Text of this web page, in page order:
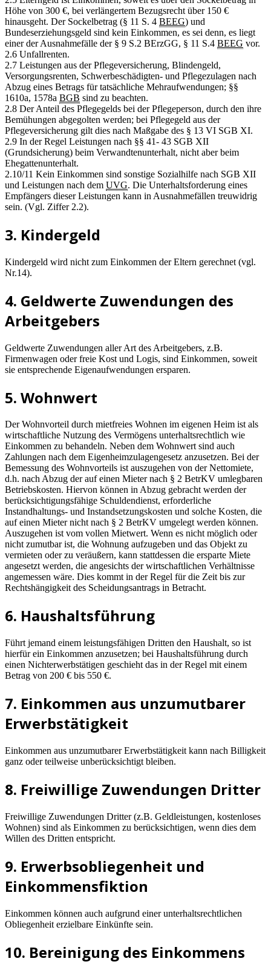
Höhe von 300 €, bei verlängertem Bezugsrecht über 150 €
hinausgeht. Der Sockelbetrag (§ 11 S. 4 BEEG) und
Bundeserziehungsgeld sind kein Einkommen, es sei denn, es liegt
einer der Ausnahmefälle der § 9 S.2 BErzGG, § 11 S.4 BEEG vor.
2.6 Unfallrenten.
2.7 Leistungen aus der Pflegeversicherung, Blindengeld,
Versorgungsrenten, Schwerbeschädigten- und Pflegezulagen nach
Abzug eines Betrags für tatsächliche Mehraufwendungen; §§
1610a, 1578a BGB sind zu beachten.
2.8 Der Anteil des Pflegegelds bei der Pflegeperson, durch den ihre
Bemühungen abgegolten werden; bei Pflegegeld aus der
Pflegeversicherung gilt dies nach Maßgabe des § 13 VI SGB XI.
2.9 In der Regel Leistungen nach §§ 41- 43 SGB XII
(Grundsicherung) beim Verwandtenunterhalt, nicht aber beim
Ehegattenunterhalt.
2.10/11 Kein Einkommen sind sonstige Sozialhilfe nach SGB XII
und Leistungen nach dem UVG. Die Unterhaltsforderung eines
Empfängers dieser Leistungen kann in Ausnahmefällen treuwidrig
sein. (Vgl. Ziffer 2.2).
3. Kindergeld
Kindergeld wird nicht zum Einkommen der Eltern gerechnet (vgl.
Nr.14).
4. Geldwerte Zuwendungen des
Arbeitgebers
Geldwerte Zuwendungen aller Art des Arbeitgebers, z.B.
Firmenwagen oder freie Kost und Logis, sind Einkommen, soweit
sie entsprechende Eigenaufwendungen ersparen.
5. Wohnwert
Der Wohnvorteil durch mietfreies Wohnen im eigenen Heim ist als
wirtschaftliche Nutzung des Vermögens unterhaltsrechtlich wie
Einkommen zu behandeln. Neben dem Wohnwert sind auch
Zahlungen nach dem Eigenheimzulagengesetz anzusetzen. Bei der
Bemessung des Wohnvorteils ist auszugehen von der Nettomiete,
d.h. nach Abzug der auf einen Mieter nach § 2 BetrKV umlegbaren
Betriebskosten. Hiervon können in Abzug gebracht werden der
berücksichtigungsfähige Schuldendienst, erforderliche
Instandhaltungs- und Instandsetzungskosten und solche Kosten, die
auf einen Mieter nicht nach § 2 BetrKV umgelegt werden können.
Auszugehen ist vom vollen Mietwert. Wenn es nicht möglich oder
nicht zumutbar ist, die Wohnung aufzugeben und das Objekt zu
vermieten oder zu veräußern, kann stattdessen die ersparte Miete
angesetzt werden, die angesichts der wirtschaftlichen Verhältnisse
angemessen wäre. Dies kommt in der Regel für die Zeit bis zur
Rechtshängigkeit des Scheidungsantrags in Betracht.
6. Haushaltsführung
Führt jemand einem leistungsfähigen Dritten den Haushalt, so ist
hierfür ein Einkommen anzusetzen; bei Haushaltsführung durch
einen Nichterwerbstätigen geschieht das in der Regel mit einem
Betrag von 200 € bis 550 €.
7. Einkommen aus unzumutbarer
Erwerbstätigkeit
Einkommen aus unzumutbarer Erwerbstätigkeit kann nach Billigkeit
ganz oder teilweise unberücksichtigt bleiben.
8. Freiwillige Zuwendungen Dritter
Freiwillige Zuwendungen Dritter (z.B. Geldleistungen, kostenloses
Wohnen) sind als Einkommen zu berücksichtigen, wenn dies dem
Willen des Dritten entspricht.
9. Erwerbsobliegenheit und
Einkommensfiktion
Einkommen können auch aufgrund einer unterhaltsrechtlichen
Obliegenheit erzielbare Einkünfte sein.
10. Bereinigung des Einkommens